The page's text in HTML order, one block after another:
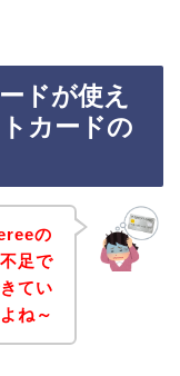
ドが使え
カードの
の
足で
てい
ね～